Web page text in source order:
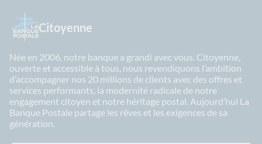
Citoyenne
Née en 2006, notre banque a grandi avec vous. Citoyenne,
ouverte et accessible à tous, nous revendiquons l’ambition
d’accompagner nos 20 millions de clients avec des offres et
services performants, la modernité radicale de notre
engagement citoyen et notre héritage postal. Aujourd’hui La
Banque Postale partage les rêves et les exigences de sa
génération.